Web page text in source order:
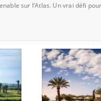
sur l’Atlas. Un vrai défi